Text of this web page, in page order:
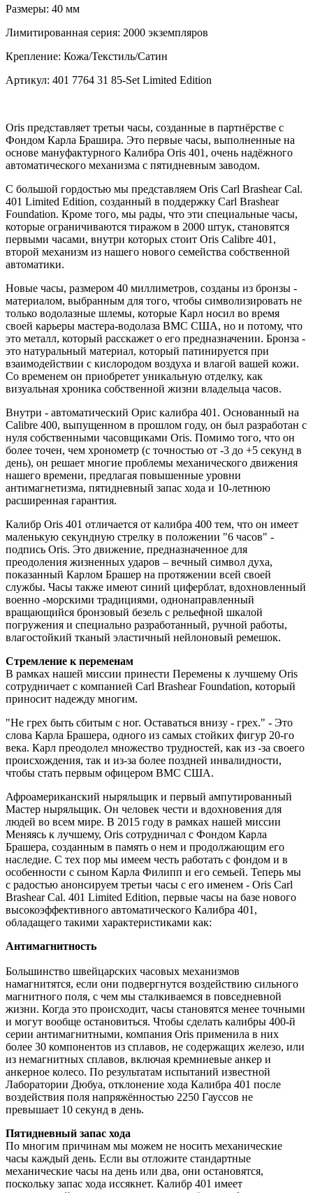
Размеры: 40 мм
Лимитированная серия: 2000 экземпляров
Крепление: Кожа/Текстиль/Сатин
Артикул: 401 7764 31 85-Set Limited Edition
Oris представляет третьи часы, созданные в партнёрстве с
Фондом Карла Брашира. Это первые часы, выполненные на
основе мануфактурного Калибра Oris 401, очень надёжного
автоматического механизма с пятидневным заводом.
С большой гордостью мы представляем Oris Carl Brashear Cal.
401 Limited Edition, созданный в поддержку Carl Brashear
Foundation. Кроме того, мы рады, что эти специальные часы,
которые ограничиваются тиражом в 2000 штук, становятся
первыми часами, внутри которых стоит Oris Calibre 401,
второй механизм из нашего нового семейства собственной
автоматики.
Новые часы, размером 40 миллиметров, созданы из бронзы -
материалом, выбранным для того, чтобы символизировать не
только водолазные шлемы, которые Карл носил во время
своей карьеры мастера-водолаза ВМС США, но и потому, что
это металл, который расскажет о его предназначении. Бронза -
это натуральный материал, который патинируется при
взаимодействии с кислородом воздуха и влагой вашей кожи.
Со временем он приобретет уникальную отделку, как
визуальная хроника собственной жизни владельца часов.
Внутри - автоматический Орис калибра 401. Основанный на
Calibre 400, выпущенном в прошлом году, он был разработан с
нуля собственными часовщиками Oris. Помимо того, что он
более точен, чем хронометр (с точностью от -3 до +5 секунд в
день), он решает многие проблемы механического движения
нашего времени, предлагая повышенные уровни
антимагнетизма, пятидневный запас хода и 10-летнюю
расширенная гарантия.
Калибр Oris 401 отличается от калибра 400 тем, что он имеет
маленькую секундную стрелку в положении "6 часов" -
подпись Oris. Это движение, предназначенное для
преодоления жизненных ударов – вечный символ духа,
показанный Карлом Брашер на протяжении всей своей
службы. Часы также имеют синий циферблат, вдохновленный
военно -морскими традициями, однонаправленный
вращающийся бронзовый безель с рельефной шкалой
погружения и специально разработанный, ручной работы,
влагостойкий тканый эластичный нейлоновый ремешок.
Стремление к переменам
В рамках нашей миссии принести Перемены к лучшему Oris
сотрудничает с компанией Carl Brashear Foundation, который
приносит надежду многим.
"Не грех быть сбитым с ног. Оставаться внизу - грех." - Это
слова Карла Брашера, одного из самых стойких фигур 20-го
века. Карл преодолел множество трудностей, как из -за своего
происхождения, так и из-за более поздней инвалидности,
чтобы стать первым офицером ВМС США.
Афроамериканский ныряльщик и первый ампутированный
Мастер ныряльщик. Он человек чести и вдохновения для
людей во всем мире. В 2015 году в рамках нашей миссии
Меняясь к лучшему, Oris сотрудничал с Фондом Карла
Брашера, созданным в память о нем и продолжающим его
наследие. С тех пор мы имеем честь работать с фондом и в
особенности с сыном Карла Филипп и его семьей. Теперь мы
с радостью анонсируем третьи часы с его именем - Oris Carl
Brashear Cal. 401 Limited Edition, первые часы на базе нового
высокоэффективного автоматического Калибра 401,
обладащего такими характеристиками как:
Антимагнитность
Большинство швейцарских часовых механизмов
намагнитятся, если они подвергнутся воздействию сильного
магнитного поля, с чем мы сталкиваемся в повседневной
жизни. Когда это происходит, часы становятся менее точными
и могут вообще остановиться. Чтобы сделать калибры 400-й
серии антимагнитными, компания Oris применила в них
более 30 компонентов из сплавов, не содержащих железо, или
из немагнитных сплавов, включая кремниевые анкер и
анкерное колесо. По результатам испытаний известной
Лаборатории Дюбуа, отклонение хода Калибра 401 после
воздействия поля напряжённостью 2250 Гауссов не
превышает 10 секунд в день.
Пятидневный запас хода
По многим причинам мы можем не носить механические
часы каждый день. Если вы отложите стандартные
механические часы на день или два, они остановятся,
поскольку запас хода иссякнет. Калибр 401 имеет